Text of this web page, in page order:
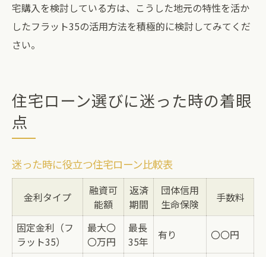
宅購入を検討している方は、こうした地元の特性を活か
したフラット35の活用方法を積極的に検討してみてくだ
さい。
住宅ローン選びに迷った時の着眼
点
迷った時に役立つ住宅ローン比較表
金利タイプ
融資可
能額
返済
期間
団体信用
生命保険
手数料
固定金利（フ
ラット35）
最大〇
〇万円
最長
35年
有り 〇〇円